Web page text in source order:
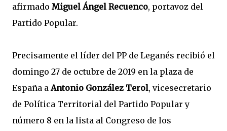
afirmado Miguel Ángel Recuenco, portavoz del
Partido Popular.
Precisamente el líder del PP de Leganés recibió el
domingo 27 de octubre de 2019 en la plaza de
España aAntonio González Terol, vicesecretario
de Política Territorial del Partido Popular y
número 8 en la lista al Congreso de los